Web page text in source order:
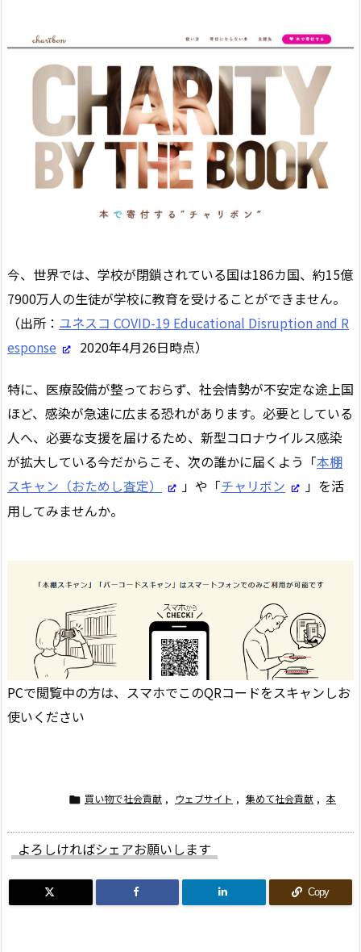
今、世界では、学校が閉鎖されている国は186カ国、約15億
7900万人の生徒が学校に教育を受けることができません。
（出所： ユネスコ COVID-19 Educational Disruption and R
esponse
2020年4月26日時点）
特に、医療設備が整っておらず、社会情勢が不安定な途上国
ほど、感染が急速に広まる恐れがあります。必要としている
人へ、必要な支援を届けるため、新型コロナウイルス感染
が拡大している今だからこそ、次の誰かに届くよう「本棚
スキャン（おためし査定）
」や「チャリボン
」を活
用してみませんか。
PCで閲覧中の方は、スマホでこのQRコードをスキャンしお
使いください
 買い物で社会貢献 , ウェブサイト , 集めて社会貢献 , 本
よろしければシェアお願いします
Copy